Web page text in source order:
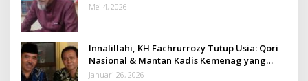
Mei 4, 2026
Innalillahi, KH Fachrurrozy Tutup Usia: Qori
Nasional & Mantan Kadis Kemenag yang
Penuh Teladan
Januari 26, 2026